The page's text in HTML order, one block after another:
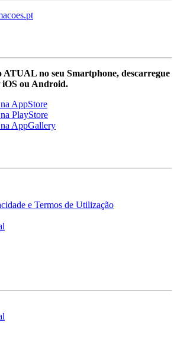
ATUAL no seu Smartphone, descarregue
iOS ou Android.
e Termos de Utilização